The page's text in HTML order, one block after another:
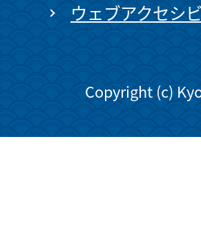
ウェブアクセシ
Copyright (c)